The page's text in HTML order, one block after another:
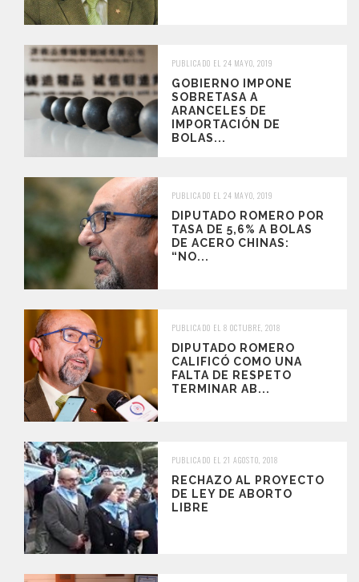
PUBLICADO EL 24 MAYO, 2019
GOBIERNO IMPONE
SOBRETASA A
ARANCELES DE
IMPORTACIÓN DE
BOLAS...
PUBLICADO EL 24 MAYO, 2019
DIPUTADO ROMERO POR
TASA DE 5,6% A BOLAS
DE ACERO CHINAS:
“NO...
PUBLICADO EL 8 OCTUBRE, 2018
DIPUTADO ROMERO
CALIFICÓ COMO UNA
FALTA DE RESPETO
TERMINAR AB...
PUBLICADO EL 21 AGOSTO, 2018
RECHAZO AL PROYECTO
DE LEY DE ABORTO
LIBRE